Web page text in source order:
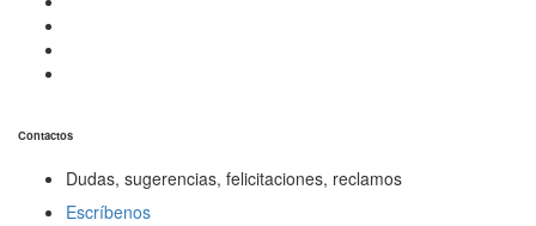
Contactos
Dudas, sugerencias, felicitaciones, reclamos
Escríbenos